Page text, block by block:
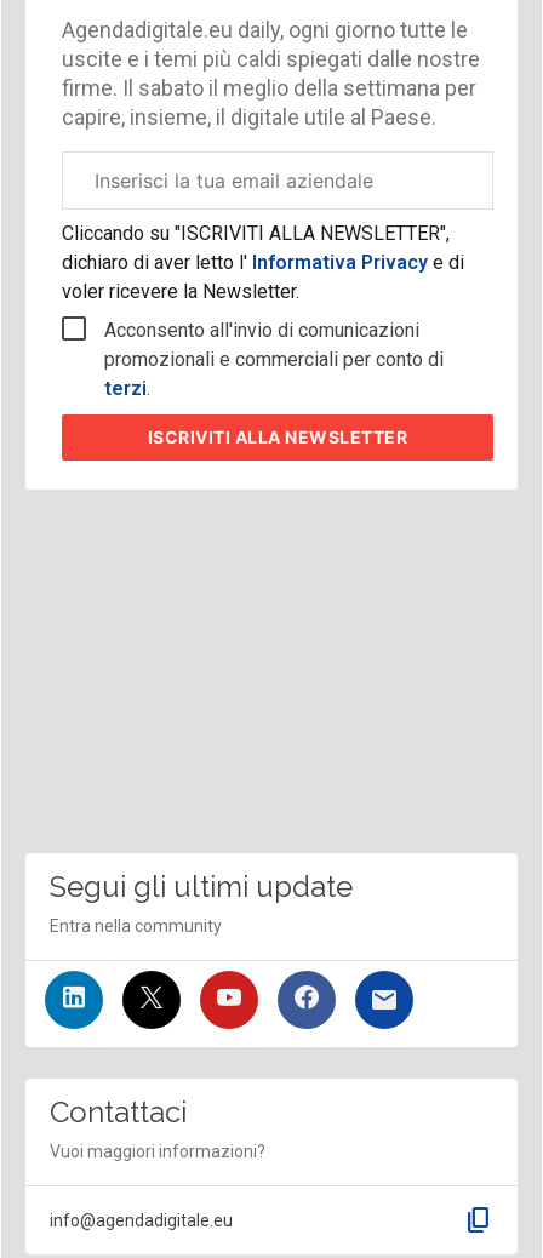
Agendadigitale.eu daily, ogni giorno tutte le
uscite e i temi più caldi spiegati dalle nostre
firme. Il sabato il meglio della settimana per
capire, insieme, il digitale utile al Paese.
aziendale
Cliccando su "ISCRIVITI ALLA NEWSLETTER",
dichiaro di aver letto l'Informativa Privacy e di
voler ricevere la Newsletter.
Acconsento all'invio di comunicazioni
promozionali e commerciali per conto di
terzi.
ISCRIVITI ALLA NEWSLETTER
Segui gli ultimi update
Entra nella community
Contattaci
Vuoi maggiori informazioni?
info@agendadigitale.eu content_copy